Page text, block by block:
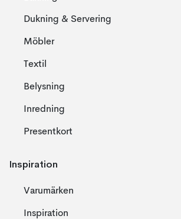
Dukning & Servering
Möbler
Textil
Belysning
Inredning
Presentkort
Inspiration
Varumärken
Inspiration